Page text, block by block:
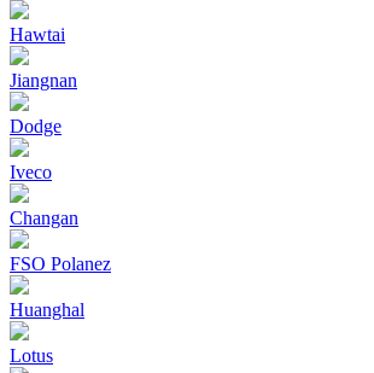
Hawtai
Jiangnan
Dodge
Iveco
Changan
FSO Polanez
Huanghal
Lotus